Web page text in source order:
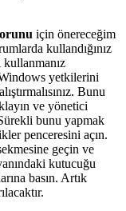
için önereceğim
kullandığınız
yetkilerini
Bunu
ve yönetici
bunu yapmak
penceresini açın.
geçin ve
kutucuğu
basın. Artık